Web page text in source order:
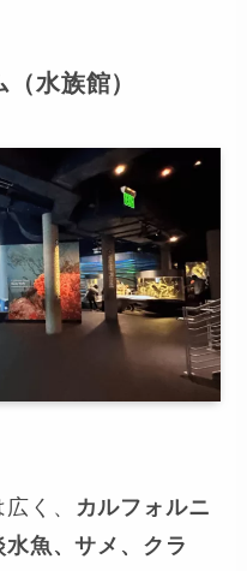
水族館）
く、
カルフォルニ
魚、サメ、クラ